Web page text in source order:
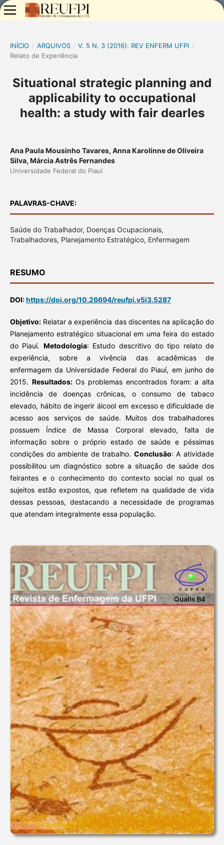
INÍCIO / ARQUIVOS / V. 5 N. 3 (2016): REV ENFERM UFPI /
Relato de Experiência
Situational strategic planning and
applicability to occupational
health: a study with fair dearles
Ana Paula Mousinho Tavares, Anna Karolinne de Oliveira
Silva, Márcia Astrês Fernandes
Universidade Federal do Piaui
PALAVRAS-CHAVE:
Saúde do Trabalhador, Doenças Ocupacionais,
Trabalhadores, Planejamento Estratégico, Enfermagem
RESUMO
DOI:https://doi.org/10.26694/reufpi.v5i3.5287
Objetivo:Relatar a experiência das discentes na aplicação do
Planejamento estratégico situacional em uma feira do estado
do Piauí. Metodologia: Estudo descritivo do tipo relato de
experiência, sobre a vivência das acadêmicas de
enfermagem da Universidade Federal do Piauí, em junho de
2015. Resultados:Os problemas encontrados foram: a alta
incidência de doenças crônicas, o consumo de tabaco
elevado, hábito de ingerir álcool em excesso e dificuldade de
acesso aos serviços de saúde. Muitos dos trabalhadores
possuem Índice de Massa Corporal elevado, falta de
informação sobre o próprio estado de saúde e péssimas
condições do ambiente de trabalho. Conclusão: A atividade
possibilitou um diagnóstico sobre a situação de saúde dos
feirantes e o conhecimento do contexto social no qual os
sujeitos estão expostos, que refletem na qualidade de vida
dessas pessoas, destacando a necessidade de programas
que atendam integralmente essa população.